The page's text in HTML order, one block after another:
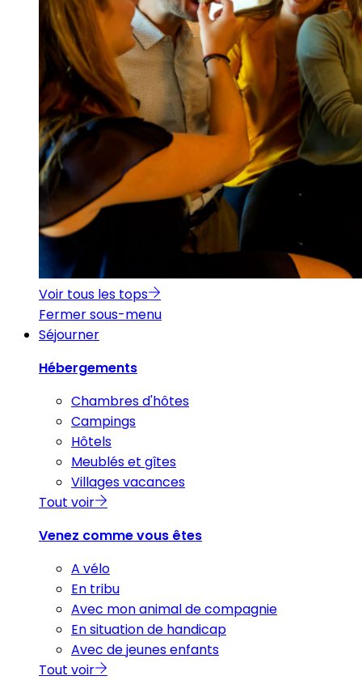
Voir tous les tops
Fermer sous-menu
Séjourner
Hébergements
Chambres d'hôtes
Campings
Hôtels
Meublés et gîtes
Villages vacances
Tout voir
Venez comme vous êtes
A vélo
En tribu
Avec mon animal de compagnie
En situation de handicap
Avec de jeunes enfants
Tout voir